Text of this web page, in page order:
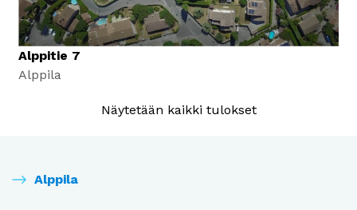
Alppitie 7
Alppila
Näytetään kaikki tulokset
Alppila